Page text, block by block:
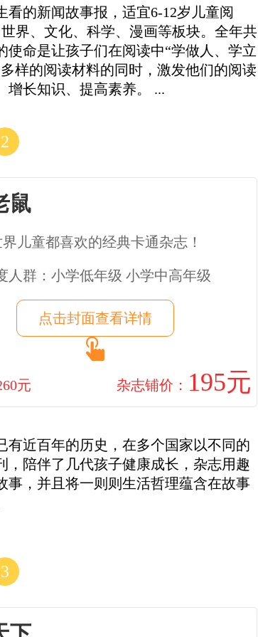
看的新闻故事报，适宜6-12岁儿童阅
界、文化、科学、漫画等板块。全年共
命是让孩子们在阅读中“学做人、学立
样的阅读材料的同时，激发他们的阅读
增长知识、提高素养。 ...
2
鼠
儿童都喜欢的经典卡通杂志！
人群：小学低年级 小学中高年级
点击封面查看详情
元 杂志铺价： 195元
有近百年的历史，在多个国家以不同的
，陪伴了几代孩子健康成长，杂志用趣
事，并且将一则则生活哲理蕴含在故事
3